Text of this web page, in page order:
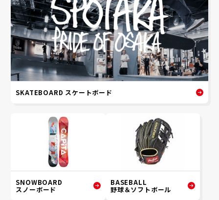
SKATEBOARD スケートボード
SNOWBOARD
スノーボード
BASEBALL
野球＆ソフトボール